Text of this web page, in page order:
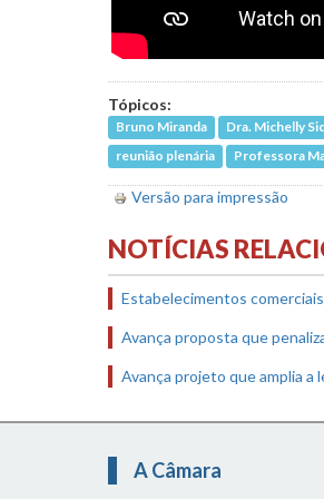
Tópicos:
Bruno Miranda Dra. Michelly
reunião plenária
Professora
Versão para impressão
NOTÍCIAS
Estabelecimentos
Avança proposta que
Avança projeto que amplia a
A Câmara